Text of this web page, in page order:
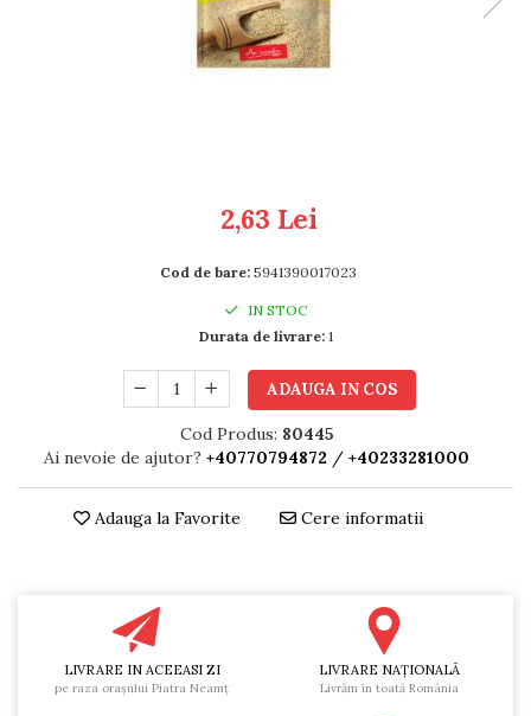
2,63 Lei
Cod de bare: 5941390017023
IN STOC
Durata de livrare:1
ADAUGA IN COS
Cod Produs: 80445
Ai nevoie de ajutor? +40770794872 / +40233281000
Adauga la Favorite Cere informatii
LIVRARE IN ACEEASI ZI
pe raza oraşului Piatra Neamţ
LIVRARE NAŢIONALĂ
Livrăm în toată România